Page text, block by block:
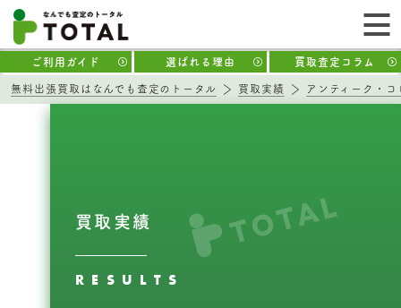
ご利用ガイド 選ばれる理由 買取査定コラム
無料出張買取はなんでも査定のトータル 買取実績 アンティーク・
買取実績
RESULTS